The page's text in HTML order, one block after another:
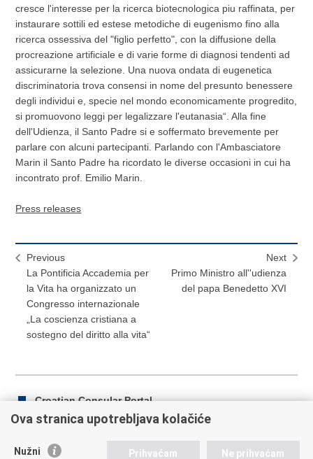
cresce l'interesse per la ricerca biotecnologica piu raffinata, per
instaurare sottili ed estese metodiche di eugenismo fino alla
ricerca ossessiva del "figlio perfetto", con la diffusione della
procreazione artificiale e di varie forme di diagnosi tendenti ad
assicurarne la selezione. Una nuova ondata di eugenetica
discriminatoria trova consensi in nome del presunto benessere
degli individui e, specie nel mondo economicamente progredito,
si promuovono leggi per legalizzare l'eutanasia“. Alla fine
dell'Udienza, il Santo Padre si e soffermato brevemente per
parlare con alcuni partecipanti. Parlando con l'Ambasciatore
Marin il Santo Padre ha ricordato le diverse occasioni in cui ha
incontrato prof. Emilio Marin.
Press releases
Previous
La Pontificia Accademia per
la Vita ha organizzato un
Congresso internazionale
„La coscienza cristiana a
sostegno del diritto alla vita“
Next
Primo Ministro all''udienza
del papa Benedetto XVI
Croatian Consular Portal
Ova stranica upotrebljava kolačiće
Nužni Prihvaćam Ne prihvaćam